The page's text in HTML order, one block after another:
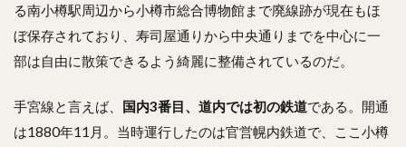
る南小樽駅周辺から小樽市総合博物館まで廃線跡が現在もほ
ぼ保存されており、寿司屋通りから中央通りまでを中心に一
部は自由に散策できるよう綺麗に整備されているのだ。
手宮線と言えば、 国内3番目、道内では初の鉄道である。開通
は1880年11月。当時運行したのは官営幌内鉄道で、ここ小樽